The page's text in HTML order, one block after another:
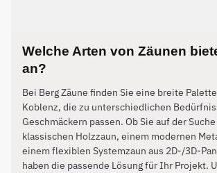
Welche Arten von Zäunen
an?
Bei Berg Zäune finden Sie eine breite
Koblenz, die zu unterschiedlichen
Geschmäckern passen. Ob Sie auf der
klassischen Holzzaun, einem modernen
einem flexiblen Systemzaun aus 2D-/3D-
haben die passende Lösung für Ihr Projekt.